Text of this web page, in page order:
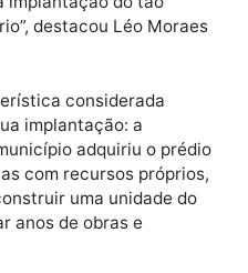
deixa definitivamente o
entrar na fase de
a implantação do tão
destacou Léo